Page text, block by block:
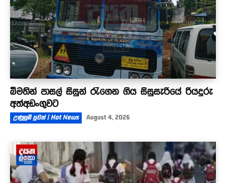
බීමතින් පාසල් සිසුන් රැගෙන ගිය සිසුසැරියේ රියදුරු
අත්අඩංගුවට
උණුසුම් පුවත් | Hot News August 4, 2026